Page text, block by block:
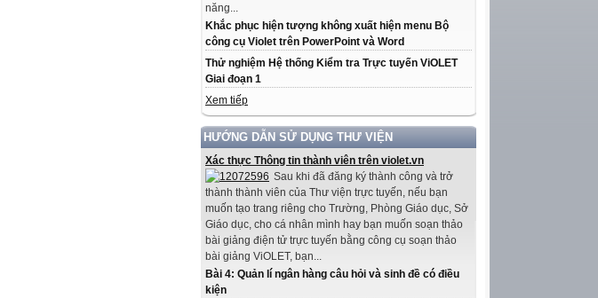
năng...
Khắc phục hiện tượng không xuất hiện menu Bộ
công cụ Violet trên PowerPoint và Word
Thử nghiệm Hệ thống Kiểm tra Trực tuyến ViOLET
Giai đoạn 1
Xem tiếp
HƯỚNG DẪN SỬ DỤNG THƯ VIỆN
Xác thực Thông tin thành viên trên violet.vn
Sau khi đã đăng ký thành công và trở
thành thành viên của Thư viện trực tuyến, nếu bạn
muốn tạo trang riêng cho Trường, Phòng Giáo dục, Sở
Giáo dục, cho cá nhân mình hay bạn muốn soạn thảo
bài giảng điện tử trực tuyến bằng công cụ soạn thảo
bài giảng ViOLET, bạn...
Bài 4: Quản lí ngân hàng câu hỏi và sinh đề có điều
kiện